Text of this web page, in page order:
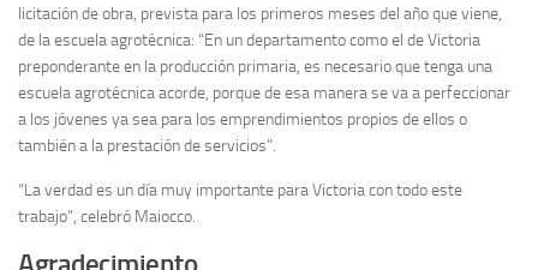
licitación de obra, prevista para los primeros meses del año que viene,
de la escuela agrotécnica: “En un departamento como el de Victoria
preponderante en la producción primaria, es necesario que tenga una
escuela agrotécnica acorde, porque de esa manera se va a perfeccionar
a los jóvenes ya sea para los emprendimientos propios de ellos o
también a la prestación de servicios”.
“La verdad es un día muy importante para Victoria con todo este
trabajo”, celebró Maiocco.